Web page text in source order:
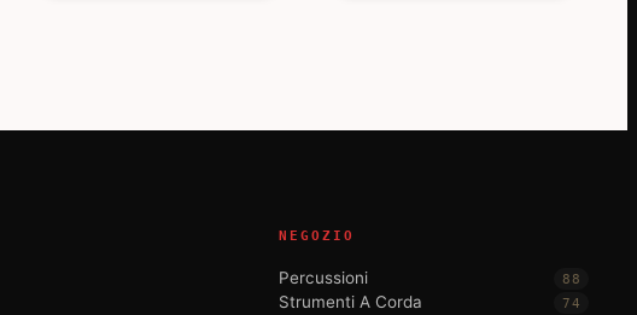
NEGOZIO
Percussioni 88
Strumenti A Corda 74